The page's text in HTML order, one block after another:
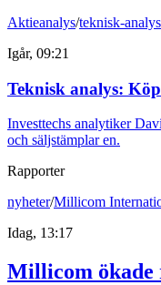
Aktieanalys/teknisk-analys
Igår, 09:21
Teknisk analys:
Investtechs analytiker
och säljstämplar en.
Rapporter
nyheter/Millicom
Idag, 13:17
Millicom ökade